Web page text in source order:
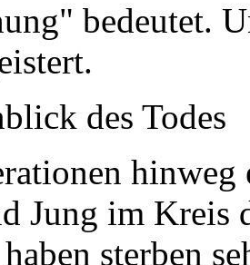
bedeutet.
des Todes
hinweg
Jung im Kreis
sterben